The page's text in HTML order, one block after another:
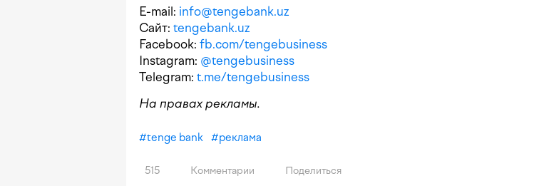
E-mail: info@tengebank.uz
Сайт: tengebank.uz
Facebook: fb.com/tengebusiness
Instagram: @tengebusiness
Telegram: t.me/tengebusiness
На правах рекламы.
#tenge bank #реклама
515 Комментарии Поделиться